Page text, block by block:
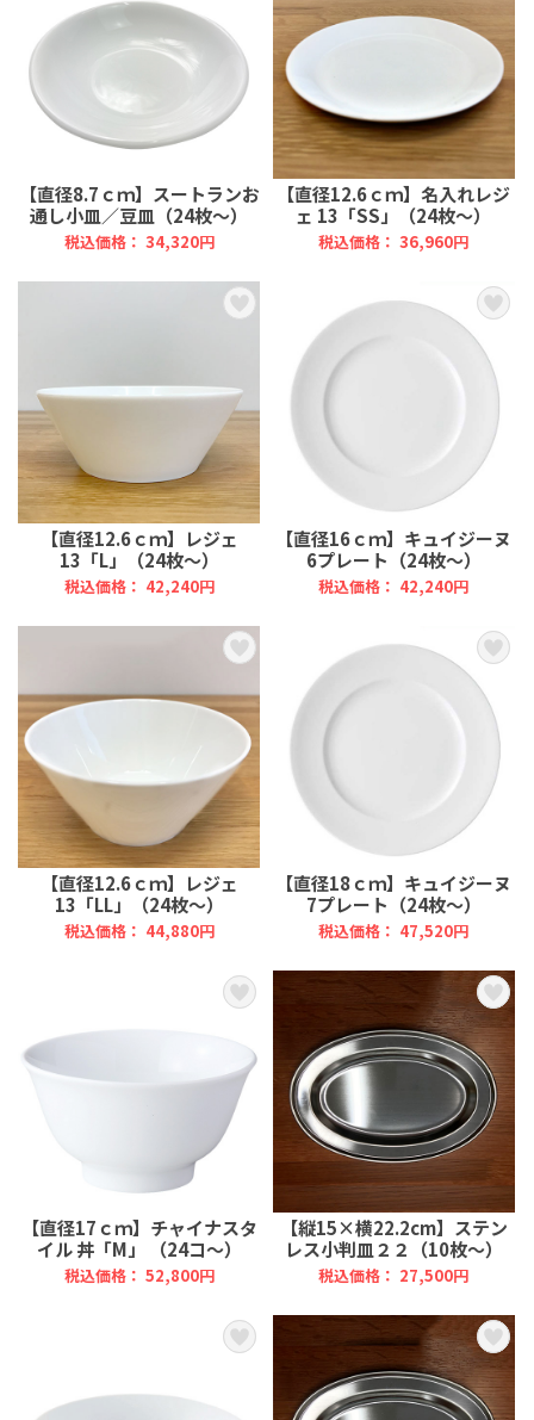
【直径8.7ｃｍ】スートランお
通し小皿／豆皿（24枚～）
税込価格： 34,320円
【直径12.6ｃｍ】名入れレジ
ェ 13「SS」（24枚～）
税込価格： 36,960円
【直径12.6ｃｍ】レジェ
13「L」（24枚～）
税込価格： 42,240円
【直径16ｃｍ】キュイジーヌ
6プレート（24枚～）
税込価格： 42,240円
【直径12.6ｃｍ】レジェ
13「LL」（24枚～）
税込価格： 44,880円
【直径18ｃｍ】キュイジーヌ
7プレート（24枚～）
税込価格： 47,520円
【直径17ｃｍ】チャイナスタ
イル 丼「M」 （24コ～）
税込価格： 52,800円
【縦15×横22.2cm】ステン
レス小判皿２２（10枚～）
税込価格： 27,500円